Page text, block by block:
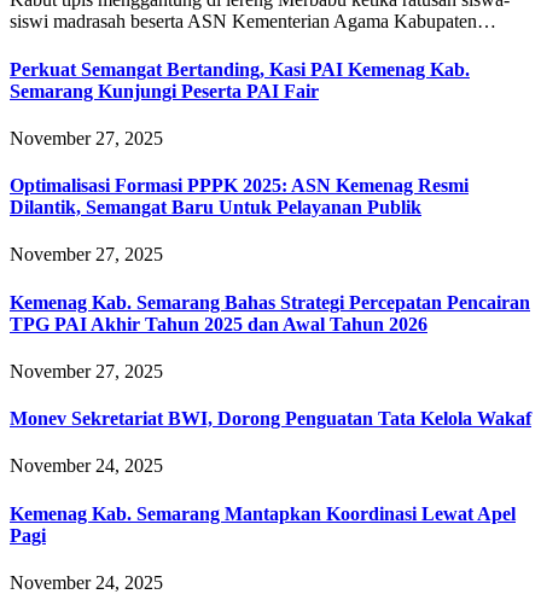
siswi madrasah beserta ASN Kementerian Agama Kabupaten…
Perkuat Semangat Bertanding, Kasi PAI Kemenag Kab.
Semarang Kunjungi Peserta PAI Fair
November 27, 2025
Optimalisasi Formasi PPPK 2025: ASN Kemenag Resmi
Dilantik, Semangat Baru Untuk Pelayanan Publik
November 27, 2025
Kemenag Kab. Semarang Bahas Strategi Percepatan Pencairan
TPG PAI Akhir Tahun 2025 dan Awal Tahun 2026
November 27, 2025
Monev Sekretariat BWI, Dorong Penguatan Tata Kelola Wakaf
November 24, 2025
Kemenag Kab. Semarang Mantapkan Koordinasi Lewat Apel
Pagi
November 24, 2025